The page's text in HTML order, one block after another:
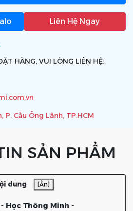
Liên Hệ Ngay
HÀNG, VUI LÒNG LIÊN HỆ:
P. Cầu Ông Lãnh, TP.HCM
SẢN PHẨM
dung [Ẩn]
Học Thông Minh -